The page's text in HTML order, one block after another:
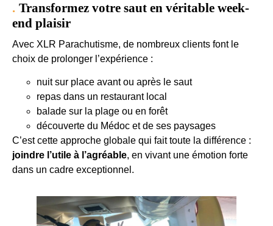
Transformez votre saut en véritable week-
end plaisir
Avec XLR Parachutisme, de nombreux clients font le
choix de prolonger l’expérience :
nuit sur place avant ou après le saut
repas dans un restaurant local
balade sur la plage ou en forêt
découverte du Médoc et de ses paysages
C’est cette approche globale qui fait toute la différence :
joindre l’utile à l’agréable, en vivant une émotion forte
dans un cadre exceptionnel.